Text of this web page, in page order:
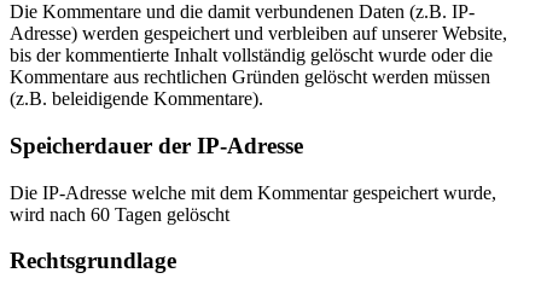
Die Kommentare und die damit verbundenen Daten (z.B. IP-
Adresse) werden gespeichert und verbleiben auf unserer Website,
bis der kommentierte Inhalt vollständig gelöscht wurde oder die
Kommentare aus rechtlichen Gründen gelöscht werden müssen
(z.B. beleidigende Kommentare).
Speicherdauer der IP-Adresse
Die IP-Adresse welche mit dem Kommentar gespeichert wurde,
wird nach 60 Tagen gelöscht
Rechtsgrundlage